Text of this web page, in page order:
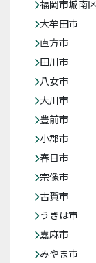
福岡市城南
大牟田市
直方市
田川市
八女市
大川市
豊前市
小郡市
春日市
宗像市
古賀市
うきは市
嘉麻市
みやま市